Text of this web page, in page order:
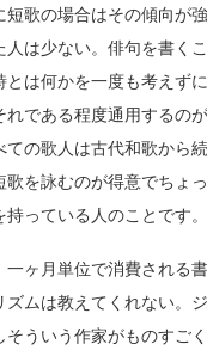
歌の場合はその傾向が強
は少ない。俳句を書くこ
は何かを一度も考えずに
である程度通用するのが
の歌人は古代和歌から続
を詠むのが得意でちょっ
っている人のことです。
ヶ月単位で消費される書
ムは教えてくれない。ジ
ういう作家がものすごく